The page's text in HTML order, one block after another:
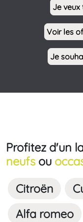
Je veux
Voir les
Je
Profitez d'un
neufs ou
Citroën
Alfa romeo